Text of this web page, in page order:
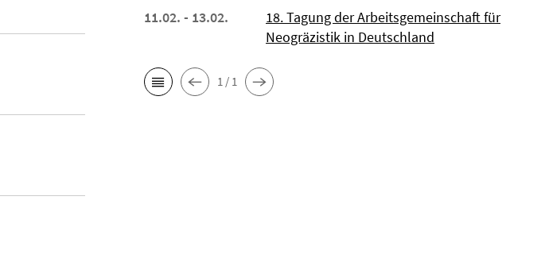
11.02. - 13.02.
18. Tagung der Arbeitsgemeinschaft für
Neogräzistik in Deutschland
1 / 1